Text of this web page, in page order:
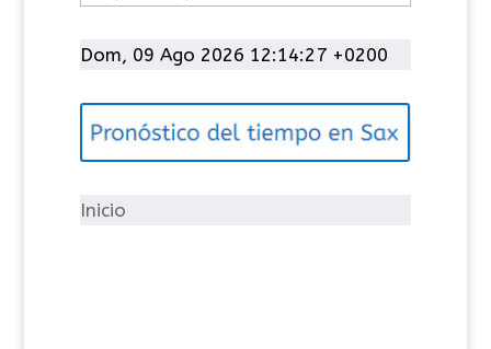
t
g
í
Dom, 09 Ago 2026 12:14:28 +0200
Inicio